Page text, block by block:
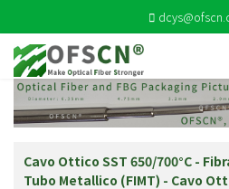
Titolo
Cavo Ottico SST 650/700°C -
Tubo Metallico (FIMT) - Cavo